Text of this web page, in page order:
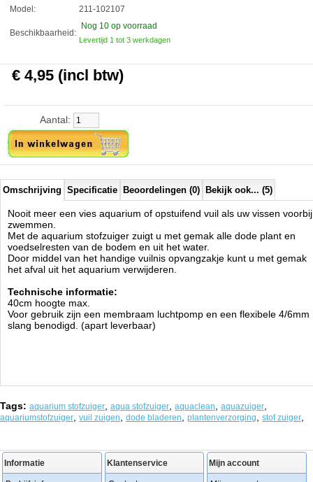
Model:
211-102107
Beschikbaarheid:
Nog 10 op voorraad
Levertijd 1 tot 3 werkdagen
€ 4,95 (incl btw)
Aantal:
Omschrijving Specificatie Beoordelingen (0) Bekijk ook... (5)
Nooit meer een vies aquarium of opstuifend vuil als uw vissen voorbij
zwemmen.
Met de aquarium stofzuiger zuigt u met gemak alle dode plant en
voedselresten van de bodem en uit het water.
Door middel van het handige vuilnis opvangzakje kunt u met gemak
het afval uit het aquarium verwijderen.
Technische informatie:
40cm hoogte max.
Voor gebruik zijn een membraam luchtpomp en een flexibele 4/6mm
slang benodigd. (apart leverbaar)
Tags: aquarium stofzuiger aqua stofzuiger aquaclean aquazuiger
aquariumstofzuiger vuil zuigen dode bladeren plantenverzorging stof zuiger
Informatie Klantenservice Mijn account